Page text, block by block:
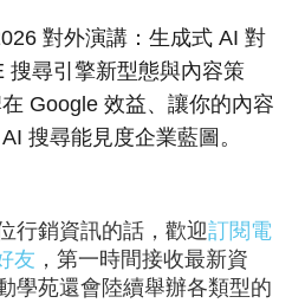
對外演講：生成式 AI 對
搜尋引擎新型態與內容策
Google 效益、讓你的內容
搜尋能見度企業藍圖。
行銷資訊的話，歡迎訂閱電
友 ，第一時間接收最新資
學苑還會陸續舉辦各類型的